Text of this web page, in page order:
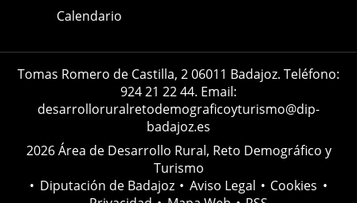
Calendario
Tomas Romero de Castilla, 2 06011 Badajoz. Teléfono:
924 21 22 44. Email:
desarrolloruralretodemograficoyturismo@dip-
badajoz.es
2026 Área de Desarrollo Rural, Reto Demográfico y
Turismo
• Diputación de Badajoz • Aviso Legal • Cookies •